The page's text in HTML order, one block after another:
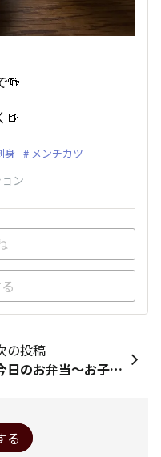
🍻
🍺
身 メンチカツ
ン
の投稿
今日のお弁当〜お子様カレー〜
る